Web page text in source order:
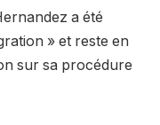
a été
» et reste en
sur sa procédure